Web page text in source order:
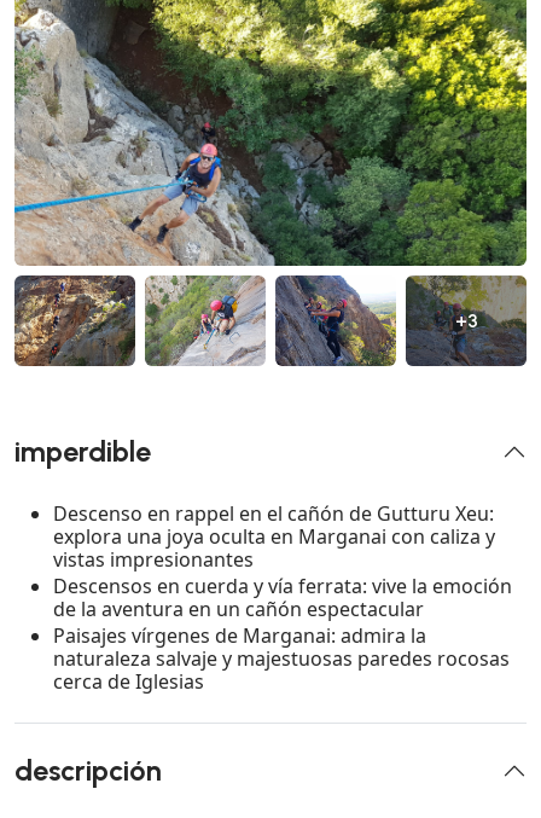
+3
imperdible
Descenso en rappel en el cañón de Gutturu Xeu:
explora una joya oculta en Marganai con caliza y
vistas impresionantes
Descensos en cuerda y vía ferrata: vive la emoción
de la aventura en un cañón espectacular
Paisajes vírgenes de Marganai: admira la
naturaleza salvaje y majestuosas paredes rocosas
cerca de Iglesias
descripción